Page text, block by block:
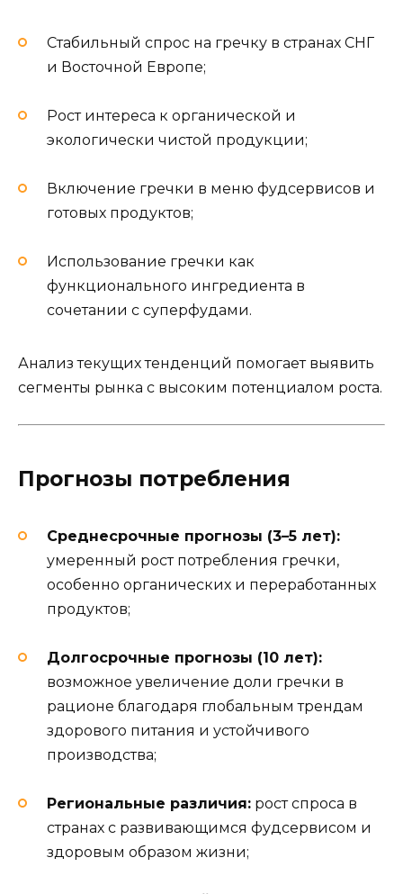
Стабильный спрос на гречку в странах СНГ
и Восточной Европе;
Рост интереса к органической и
экологически чистой продукции;
Включение гречки в меню фудсервисов и
готовых продуктов;
Использование гречки как
функционального ингредиента в
сочетании с суперфудами.
Анализ текущих тенденций помогает выявить
сегменты рынка с высоким потенциалом роста.
Прогнозы потребления
Среднесрочные прогнозы (3–5 лет):
умеренный рост потребления гречки,
особенно органических и переработанных
продуктов;
Долгосрочные прогнозы (10 лет):
возможное увеличение доли гречки в
рационе благодаря глобальным трендам
здорового питания и устойчивого
производства;
Региональные различия: рост спроса в
странах с развивающимся фудсервисом и
здоровым образом жизни;